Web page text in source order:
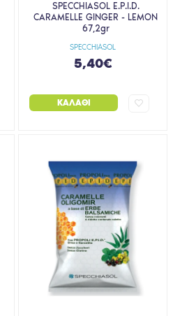
SPECCHIASOL
SPECCHIASOL E.P.I.D.
CARAMELLE GINGER - LEMON
67,2gr
5,40€
ΚΑΛΆΘΙ